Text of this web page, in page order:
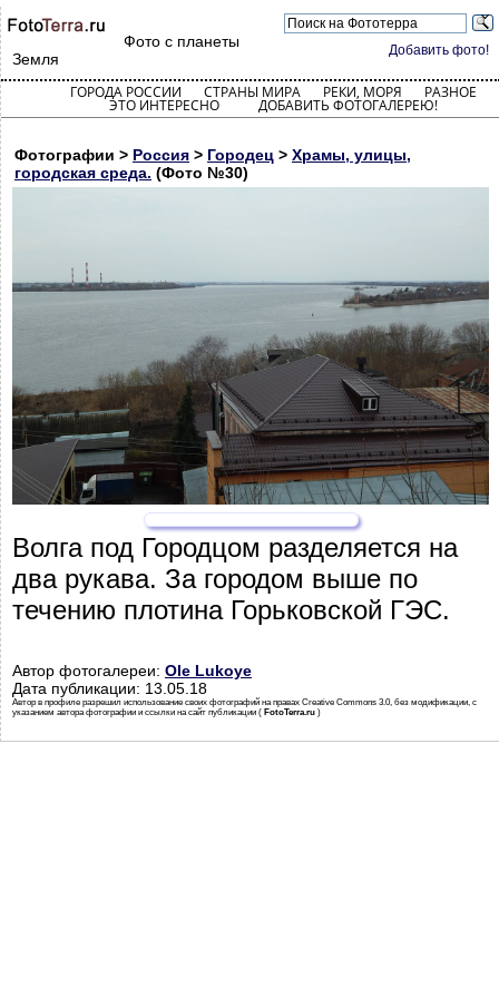
Добавить фото!
Фото с планеты
Земля
ГОРОДА РОССИИ СТРАНЫ МИРА РЕКИ, МОРЯ РАЗНОЕ
ЭТО ИНТЕРЕСНО ДОБАВИТЬ ФОТОГАЛЕРЕЮ!
Фотографии > Россия > Городец > Храмы, улицы,
городская среда. (Фото №30)
Волга под Городцом разделяется на
два рукава. За городом выше по
течению плотина Горьковской ГЭС.
Автор фотогалереи: Ole Lukoye
Дата публикации: 13.05.18
Автор в профиле разрешил использование своих фотографий на правах Creative Commons 3.0, без модификации, с
указанием автора фотографии и ссылки на сайт публикации ( FotoTerra.ru )